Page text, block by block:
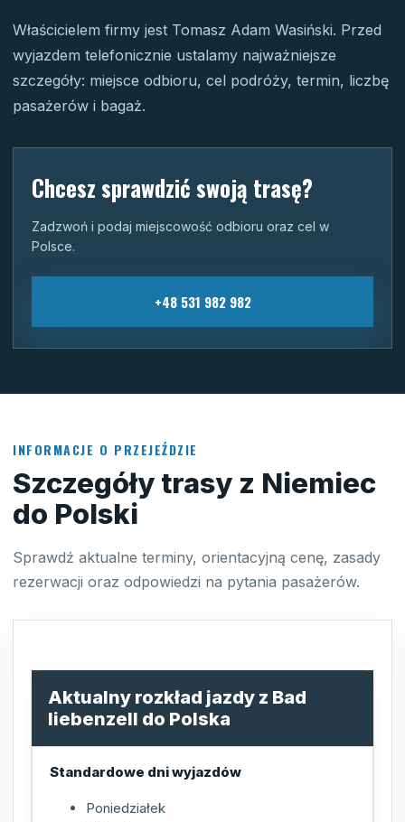
Właścicielem firmy jest Tomasz Adam Wasiński. Przed
wyjazdem telefonicznie ustalamy najważniejsze
szczegóły: miejsce odbioru, cel podróży, termin, liczbę
pasażerów i bagaż.
Chcesz sprawdzić swoją trasę?
Zadzwoń i podaj miejscowość odbioru oraz cel w
Polsce.
+48 531 982 982
INFORMACJE O PRZEJEŹDZIE
Szczegóły trasy z Niemiec
do Polski
Sprawdź aktualne terminy, orientacyjną cenę, zasady
rezerwacji oraz odpowiedzi na pytania pasażerów.
Aktualny rozkład jazdy z Bad
liebenzell do Polska
Standardowe dni wyjazdów
Poniedziałek